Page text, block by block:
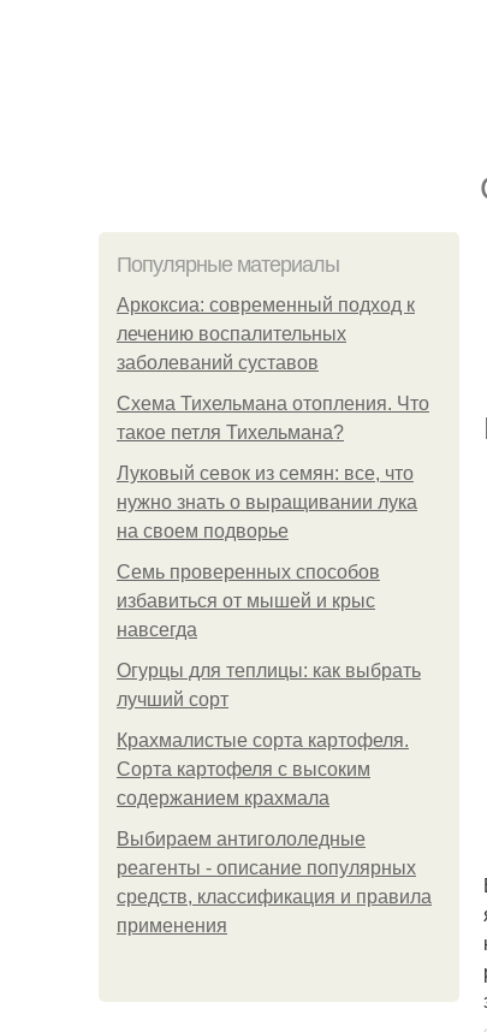
Популярные материалы
Аркоксиа: современный подход к
лечению воспалительных
заболеваний суставов
Схема Тихельмана отопления. Что
такое петля Тихельмана?
Луковый севок из семян: все, что
нужно знать о выращивании лука
на своем подворье
Семь проверенных способов
избавиться от мышей и крыс
навсегда
Огурцы для теплицы: как выбрать
лучший сорт
Крахмалистые сорта картофеля.
Сорта картофеля с высоким
содержанием крахмала
Выбираем антигололедные
реагенты - описание популярных
средств, классификация и правила
применения